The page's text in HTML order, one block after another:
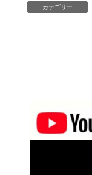
カテゴリー